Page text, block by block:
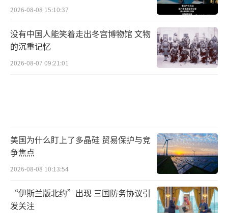
2026-08-08 15:10:37
没有中国人能笑着走出冬宫博物馆 文物
的沉重记忆
2026-08-07 09:21:01
美国为什么盯上了多晶硅 贸易保护与竞
争焦点
2026-08-08 10:13:54
“伊斯兰版北约”出现 三国防务协议引
发关注